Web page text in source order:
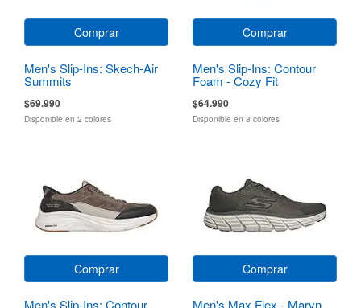
Comprar
Men's Slip-Ins: Skech-Air
Summits
$69.990
Disponible en 2 colores
Comprar
Men's Slip-Ins: Contour
Foam - Cozy Fit
$64.990
Disponible en 8 colores
Comprar
Men's Slip-Ins: Contour
Comprar
Men's Max Flex - Maryn